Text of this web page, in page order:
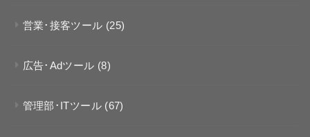
営業･接客ツール (25)
広告･Adツール (8)
管理部･ITツール (67)